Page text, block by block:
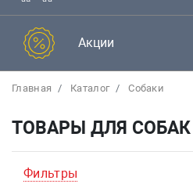
Акции
Главная Каталог Собаки
ТОВАРЫ ДЛЯ СОБАК
Фильтры